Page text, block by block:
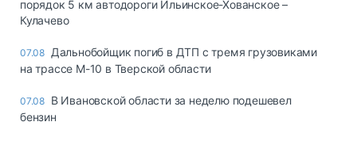
порядок 5 км автодороги Ильинское-Хованское –
Кулачево
07.08 Дальнобойщик погиб в ДТП с тремя грузовиками
на трассе М-10 в Тверской области
07.08 В Ивановской области за неделю подешевел
бензин